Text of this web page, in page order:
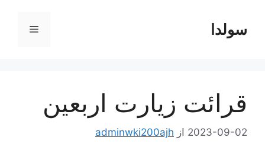
محتواسولدا فهرست
قرائت زیارت اربعین
2023-09-02 از adminwki200ajh